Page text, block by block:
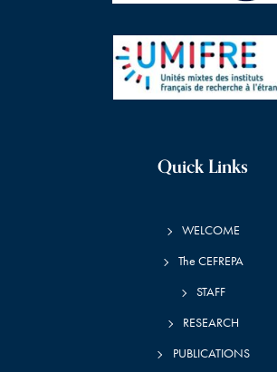
Quick Links
WELCOME
The CEFREPA
STAFF
RESEARCH
PUBLICATIONS